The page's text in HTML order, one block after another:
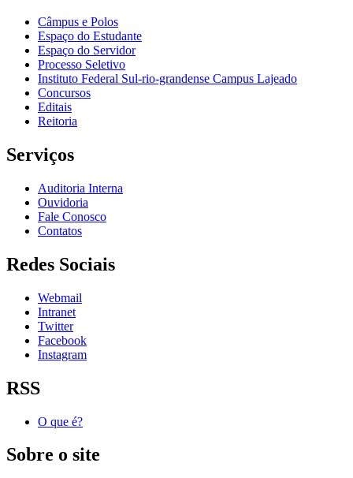
Câmpus e Polos
Espaço do Estudante
Espaço do Servidor
Processo Seletivo
Instituto Federal Sul-rio-grandense Campus Lajeado
Concursos
Editais
Reitoria
Serviços
Auditoria Interna
Ouvidoria
Fale Conosco
Contatos
Redes Sociais
Webmail
Intranet
Twitter
Facebook
Instagram
RSS
O que é?
Sobre o site